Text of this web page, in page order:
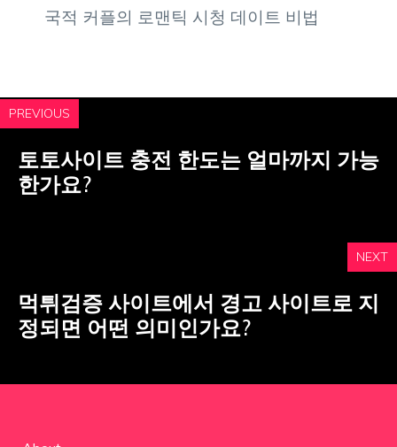
국적 커플의 로맨틱 시청 데이트 비법
PREVIOUS
토토사이트 충전 한도는 얼마까지 가능
한가요?
NEXT
먹튀검증 사이트에서 경고 사이트로 지
정되면 어떤 의미인가요?